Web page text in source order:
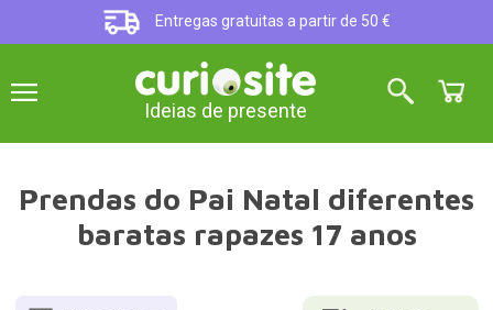
Entregas gratuitas a partir de 50 €
Ideias de presente
Prendas do Pai Natal diferentes
baratas rapazes 17 anos